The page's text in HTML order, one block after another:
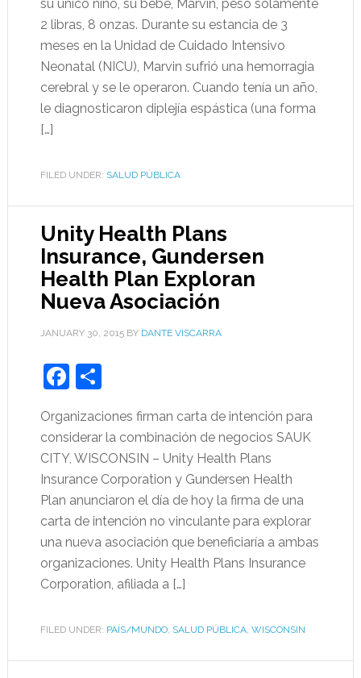
su único niño, su bebe, Marvin, pesó solamente
2 libras, 8 onzas. Durante su estancia de 3
meses en la Unidad de Cuidado Intensivo
Neonatal (NICU), Marvin sufrió una hemorragia
cerebral y se le operaron. Cuando tenía un año,
le diagnosticaron diplejía espástica (una forma
[…]
FILED UNDER: SALUD PÚBLICA
Unity Health Plans
Insurance, Gundersen
Health Plan Exploran
Nueva Asociación
JANUARY 30, 2015BY DANTE VISCARRA
Facebook
Share
Organizaciones firman carta de intención para
considerar la combinación de negocios SAUK
CITY, WISCONSIN – Unity Health Plans
Insurance Corporation y Gundersen Health
Plan anunciaron el día de hoy la firma de una
carta de intención no vinculante para explorar
una nueva asociación que beneficiaría a ambas
organizaciones. Unity Health Plans Insurance
Corporation, afiliada a […]
FILED UNDER: PAÍS/MUNDO, SALUD PÚBLICA, WISCONSIN